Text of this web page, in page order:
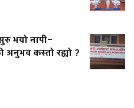
भयो नापी–
अनुभव कस्तो रह्यो ?